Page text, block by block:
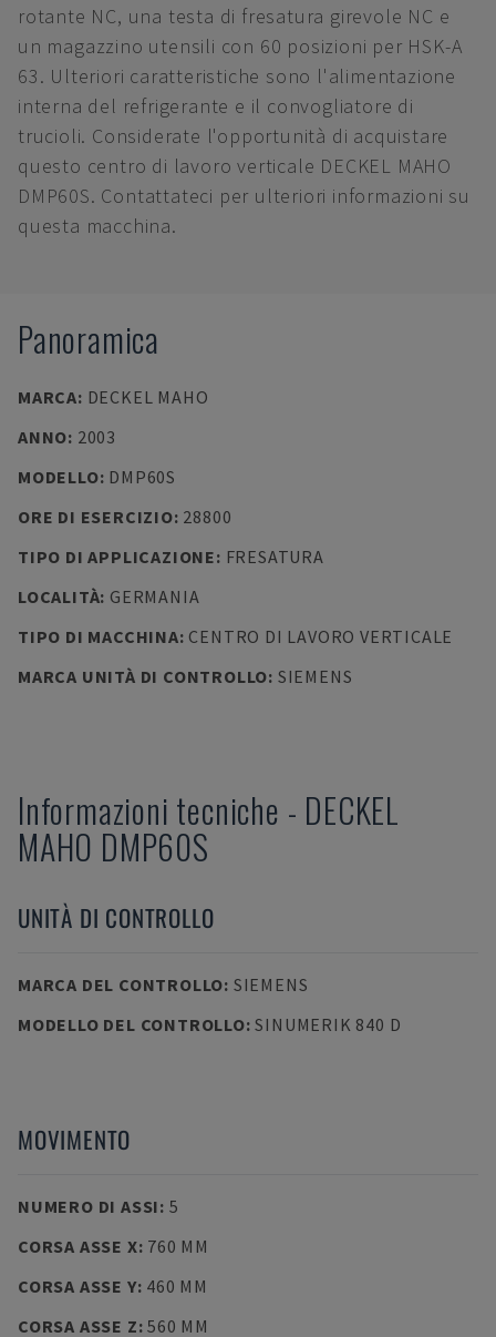
rotante NC, una testa di fresatura girevole NC e
un magazzino utensili con 60 posizioni per HSK-A
63. Ulteriori caratteristiche sono l'alimentazione
interna del refrigerante e il convogliatore di
trucioli. Considerate l'opportunità di acquistare
questo centro di lavoro verticale DECKEL MAHO
DMP60S. Contattateci per ulteriori informazioni su
questa macchina.
Panoramica
MARCA: DECKEL MAHO
ANNO: 2003
MODELLO: DMP60S
ORE DI ESERCIZIO: 28800
TIPO DI APPLICAZIONE: FRESATURA
LOCALITÀ: GERMANIA
TIPO DI MACCHINA: CENTRO DI LAVORO VERTICALE
MARCA UNITÀ DI CONTROLLO: SIEMENS
Informazioni tecniche - DECKEL
MAHO DMP60S
UNITÀ DI CONTROLLO
MARCA DEL CONTROLLO: SIEMENS
MODELLO DEL CONTROLLO:SINUMERIK 840 D
MOVIMENTO
NUMERO DI ASSI: 5
CORSA ASSE X: 760 MM
CORSA ASSE Y: 460 MM
CORSA ASSE Z:560 MM